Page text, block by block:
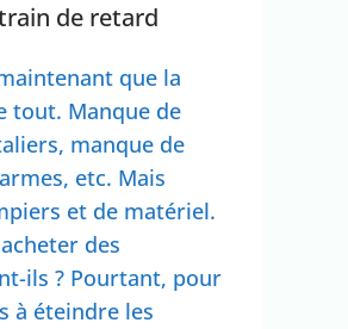
de retard
que la
tout. Manque de
manque de
etc. Mais
et de matériel.
des
ils ? Pourtant, pour
à éteindre les